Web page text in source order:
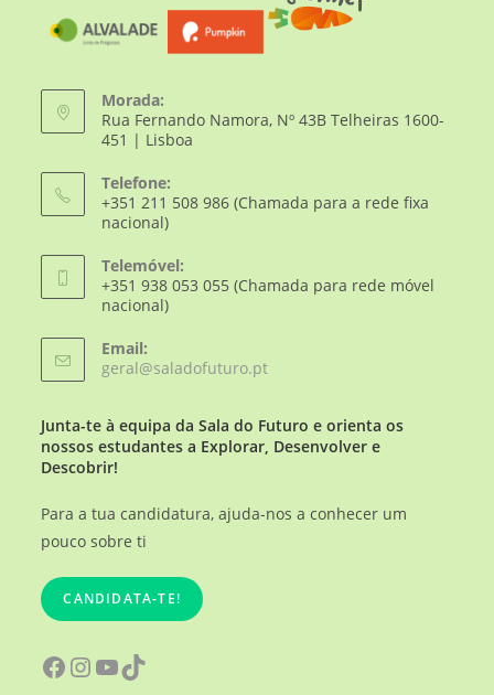
Morada:
Rua Fernando Namora, Nº 43B Telheiras 1600-
451 | Lisboa
Telefone:
+351 211 508 986 (Chamada para a rede fixa
nacional)
Telemóvel:
+351 938 053 055 (Chamada para rede móvel
nacional)
Email:
geral@saladofuturo.pt
Junta-te à equipa da Sala do Futuro e orienta os
nossos estudantes a Explorar, Desenvolver e
Descobrir!
Para a tua candidatura, ajuda-nos a conhecer um
pouco sobre ti
CANDIDATA-TE!